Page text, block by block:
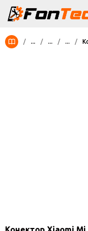
/ ... / ... / ... /